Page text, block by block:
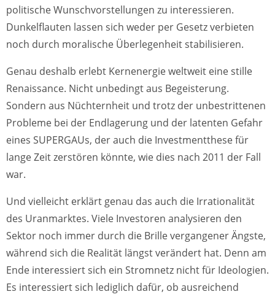
politische Wunschvorstellungen zu interessieren.
Dunkelflauten lassen sich weder per Gesetz verbieten
noch durch moralische Überlegenheit stabilisieren.
Genau deshalb erlebt Kernenergie weltweit eine stille
Renaissance. Nicht unbedingt aus Begeisterung.
Sondern aus Nüchternheit und trotz der unbestrittenen
Probleme bei der Endlagerung und der latenten Gefahr
eines SUPERGAUs, der auch die Investmentthese für
lange Zeit zerstören könnte, wie dies nach 2011 der Fall
war.
Und vielleicht erklärt genau das auch die Irrationalität
des Uranmarktes. Viele Investoren analysieren den
Sektor noch immer durch die Brille vergangener Ängste,
während sich die Realität längst verändert hat. Denn am
Ende interessiert sich ein Stromnetz nicht für Ideologien.
Es interessiert sich lediglich dafür, ob ausreichend